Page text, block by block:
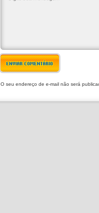
ENVIAR COMENTÁRIO
O seu endereço de e-mail não será